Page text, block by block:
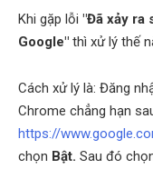
Khi gặp lỗi "Đã xảy ra
Google" thì xử lý thế
Cách xử lý là: Đăng
Chrome chẳng hạn
https://
chọn Bật. Sau đó